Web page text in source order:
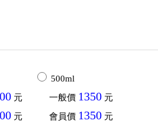
元
元
500ml
一般價 1350 元
會員價 1350 元